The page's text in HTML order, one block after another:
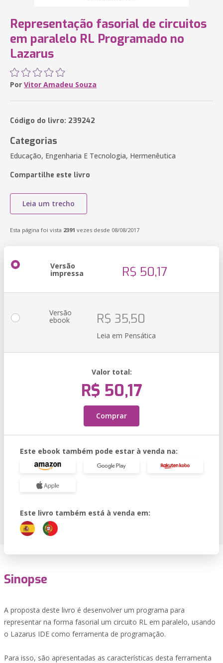
Representação fasorial de circuitos
em paralelo RL Programado no
Lazarus
Por Vitor Amadeu Souza
Código do livro: 239242
Categorias
Educação, Engenharia E Tecnologia, Hermenêutica
Compartilhe este livro
Leia um trecho
Esta página foi vista 2391 vezes desde 08/08/2017
Versão
impressa R$ 50,17
Versão
ebook R$ 35,50
Leia em Pensática
Valor total:
R$ 50,17
Comprar
Este ebook também pode estar à venda na:
Este livro também está à venda em:
Sinopse
A proposta deste livro é desenvolver um programa para
representar na forma fasorial um circuito RL em paralelo, usando
o Lazarus IDE como ferramenta de programação.
Para isso, são apresentadas as características desta ferramenta